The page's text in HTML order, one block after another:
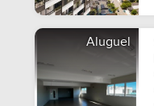
Aluguel